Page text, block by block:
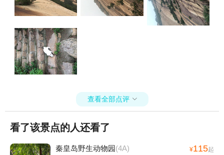
查看全部点评 
看了该景点的人还看了
秦皇岛野生动物园(4A) ¥115起